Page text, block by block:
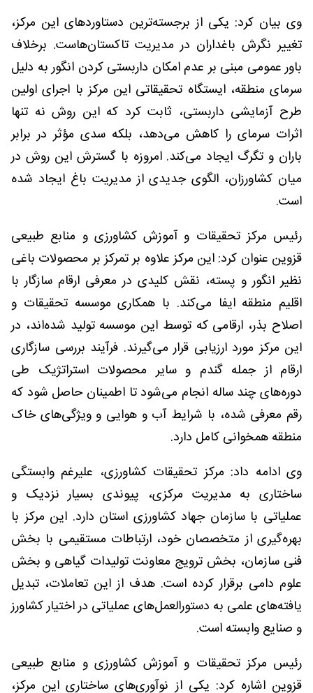
وی بیان کرد: یکی از برجسته‌ترین دستاوردهای این مرکز،
تغییر نگرش باغداران در مدیریت تاکستان‌هاست. برخلاف
باور عمومی مبنی بر عدم امکان داربستی کردن انگور به‌ دلیل
سرمای منطقه، ایستگاه تحقیقاتی این مرکز با اجرای اولین
طرح آزمایشی داربستی، ثابت کرد که این روش نه تنها
اثرات سرمای را کاهش می‌دهد، بلکه سدی مؤثر در برابر
باران و تگرگ ایجاد می‌کند. امروزه با گسترش این روش در
میان کشاورزان، الگوی جدیدی از مدیریت باغ ایجاد شده
است.
رئیس مرکز تحقیقات و آموزش کشاورزی و منابع طبیعی
قزوین عنوان کرد: این مرکز علاوه بر تمرکز بر محصولات باغی
نظیر انگور و پسته، نقش کلیدی در معرفی ارقام سازگار با
اقلیم منطقه ایفا می‌کند. با همکاری موسسه تحقیقات و
اصلاح بذر، ارقامی که توسط این موسسه تولید شده‌اند، در
این مرکز مورد ارزیابی قرار می‌گیرند. فرآیند بررسی سازگاری
ارقام از جمله گندم و سایر محصولات استراتژیک طی
دوره‌های چند ساله انجام می‌شود تا اطمینان حاصل شود که
رقم معرفی شده، با شرایط آب و هوایی و ویژگی‌های خاک
منطقه همخوانی کامل دارد.
وی ادامه داد: مرکز تحقیقات کشاورزی، علیرغم وابستگی
ساختاری به مدیریت مرکزی، پیوندی بسیار نزدیک و
عملیاتی با سازمان جهاد کشاورزی استان دارد. این مرکز با
بهره‌گیری از متخصصان خود، ارتباطات مستقیمی با بخش
فنی سازمان، بخش ترویج معاونت تولیدات گیاهی و بخش
علوم دامی برقرار کرده است. هدف از این تعاملات، تبدیل
یافته‌های علمی به دستورالعمل‌های عملیاتی در اختیار کشاورز
و صنایع وابسته است.
رئیس مرکز تحقیقات و آموزش کشاورزی و منابع طبیعی
قزوین اشاره کرد: یکی از نوآوری‌های ساختاری این مرکز،